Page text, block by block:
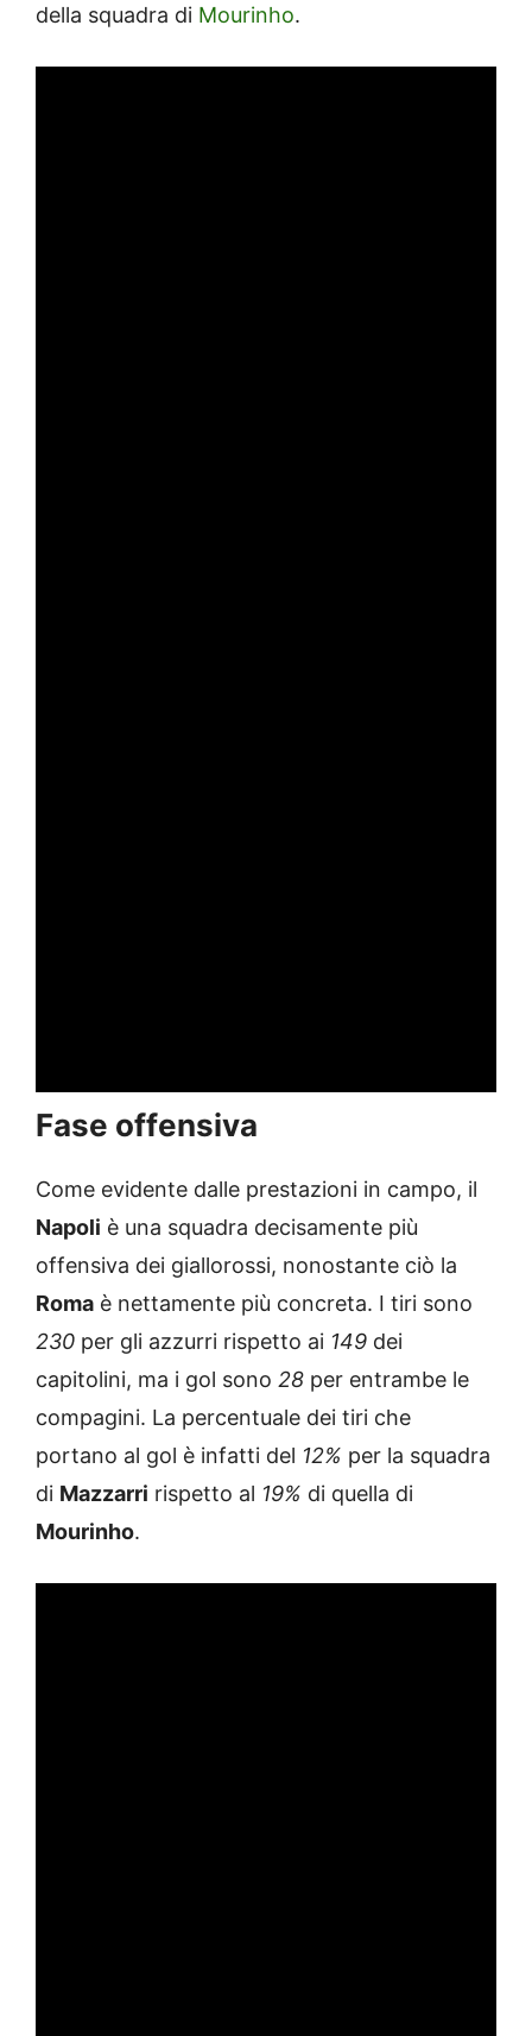
della squadra di Mourinho.
Fase offensiva
Come evidente dalle prestazioni in campo, il
Napoli è una squadra decisamente più
offensiva dei giallorossi, nonostante ciò la
Roma è nettamente più concreta. I tiri sono
230 per gli azzurri rispetto ai 149 dei
capitolini, ma i gol sono 28 per entrambe le
compagini. La percentuale dei tiri che
portano al gol è infatti del 12% per la squadra
di Mazzarri rispetto al 19% di quella di
Mourinho.